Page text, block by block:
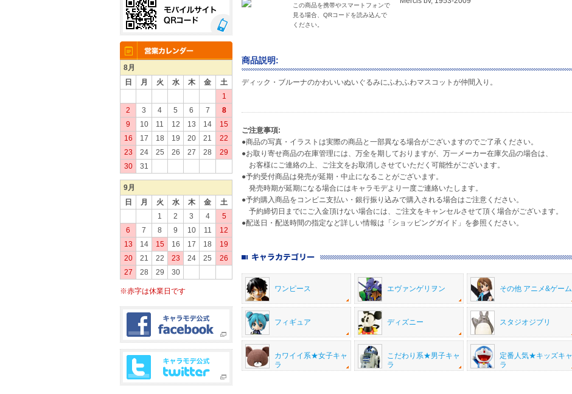
8月
日
月 火 水 木 金
土
1
2
3 4 5 6 7
8
9
10 11 12 13 14
15
16
17 18 19 20 21
22
23
24 25 26 27 28
29
30
31
9月
日
月 火 水 木 金
土
1
2 3 4
5
6
7 8 9 10 11
12
13
14 15 16 17 18
19
20
21 22 23 24 25
26
27
28 29 30
※赤字は休業日です
この商品を携帯やスマートフォンで
見る場合、QRコードを読み込んで
ください。
商品説明:
ディック・ブルーナのかわいいぬいぐるみにふわふわマスコットが仲間入り。
ご注意事項:
●商品の写真・イラストは実際の商品と一部異なる場合がございますのでご了承ください。
●お取り寄せ商品の在庫管理には、万全を期しておりますが、万一メーカー在庫欠品の場合は、
お客様にご連絡の上、ご注文をお取消しさせていただく可能性がございます。
●予約受付商品は発売が延期・中止になることがございます。
発売時期が延期になる場合にはキャラモデより一度ご連絡いたします。
●予約購入商品をコンビニ支払い・銀行振り込みで購入される場合はご注意ください。
予約締切日までにご入金頂けない場合には、ご注文をキャンセルさせて頂く場合がございます。
●配送日・配送時間の指定など詳しい情報は「ショッピングガイド」を参照ください。
ワンピース エヴァンゲリヲン その他 アニメ&ゲーム
フィギュア ディズニー スタジオジブリ
カワイイ系★女子キャ
ラ
こだわり系★男子キャ
ラ
定番人気★キッズキャ
ラ